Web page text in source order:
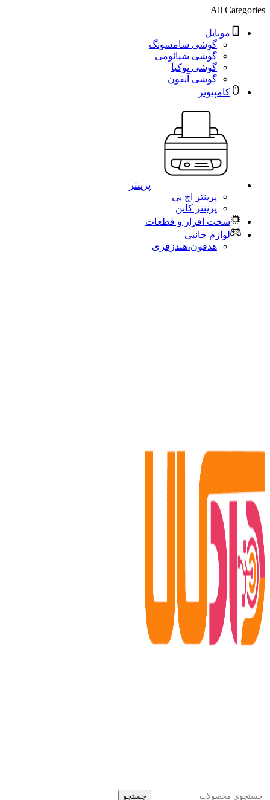
All Categories
موبایل
گوشی سامسونگ
گوشی شیائومی
گوشی نوکیا
گوشی آیفون
کامپیوتر
پرینتر
پرینتر اچ پی
پرینتر کانن
سخت افزار و قطعات
لوازم جانبی
هدفون،هندزفری
جستجو